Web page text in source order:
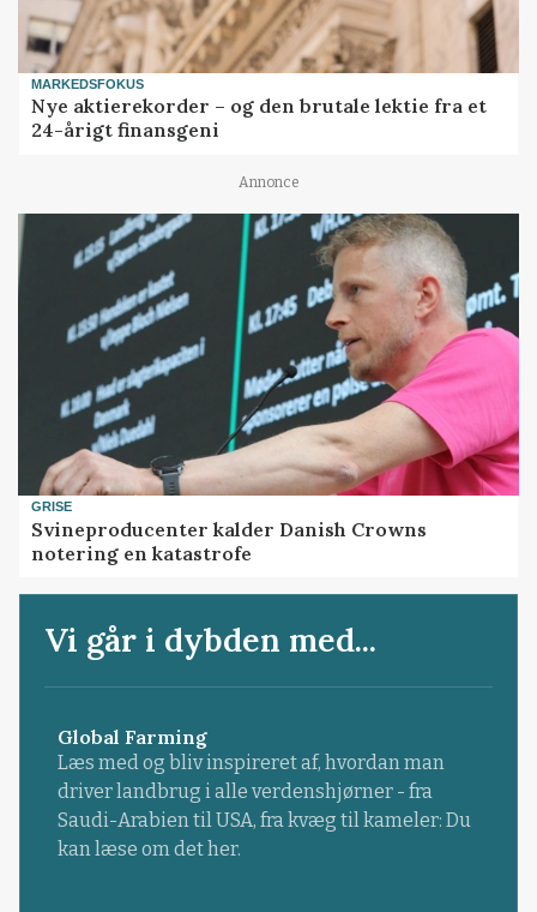
MARKEDSFOKUS
Nye aktierekorder – og den brutale lektie fra et
24-årigt finansgeni
Annonce
GRISE
Svineproducenter kalder Danish Crowns
notering en katastrofe
Vi går i dybden med...
Global Farming
Læs med og bliv inspireret af, hvordan man
driver landbrug i alle verdenshjørner - fra
Saudi-Arabien til USA, fra kvæg til kameler: Du
kan læse om det her.